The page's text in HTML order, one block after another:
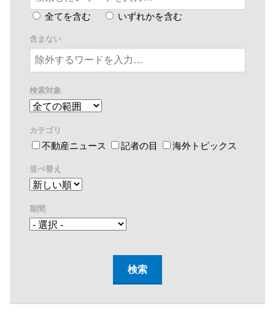
全てを含む いずれかを含む
含まない
検索対象
カテゴリ
不動産ニュース 記者の目 海外トピックス
並べ替え
期間